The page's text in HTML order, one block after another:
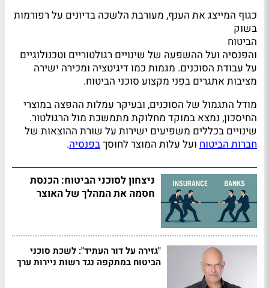
כגוף המייצג את הענף, מעורבת הלשכה בדיונים על רפורמות
בשוק
הביטוח
והפנסיה ועל ההשפעה של שינויים רגולטוריים וטכנולוגיים
על עבודת הסוכנים. מגמות כמו דיגיטציה ומכירה ישירה
מציבות אתגרים בפני מקצוע סוכני הביטוח.
מודל התגמול של הסוכנים, ובעיקר עמלות ההפצה במוצרי
החיסכון, נמצא במוקד מחלוקת מתמשכת מול הרגולטור.
שינויים בכללים משפיעים ישירות על שורת ההוצאות של
חברות הביטוח ועל עלות המוצר לחוסךבפנסיה.
ניצחון לסוכני הביטוח: הכנסת
חסמה את המהלך של האוצר
"גזירה על דור העתיד": לשכת סוכני
הביטוח במתקפה נגד רשות ניירות ערך